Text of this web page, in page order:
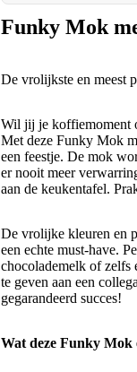
Funky Mok
De vrolijkste en meest
Wil jij je koffiemoment
Met deze Funky Mok
een feestje. De mok
er nooit meer
aan de keukentafel.
De vrolijke kleuren en
een echte must-have.
chocolademelk of zelfs
te geven aan een
gegarandeerd succes!
Wat deze Funky